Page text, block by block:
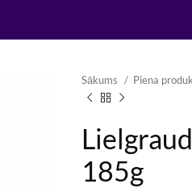
Sākums Piena
185g